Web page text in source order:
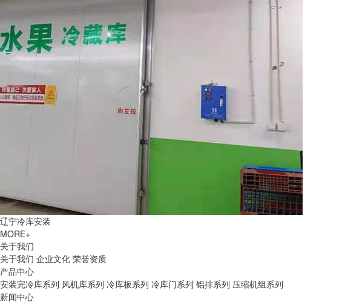
辽宁冷库安装
MORE+
关于我们
关于我们 企业文化 荣誉资质
产品中心
安装完冷库系列 风机库系列 冷库板系列 冷库门系列 铝排系列 压缩机组系列
新闻中心